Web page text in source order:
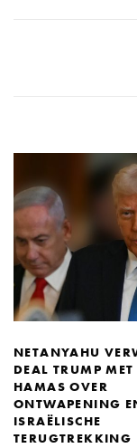
NETANYAHU
DEAL TRUMP MET
HAMAS OVER
ONTWAPENING
ISRAËLISCHE
TERUGTREKKING